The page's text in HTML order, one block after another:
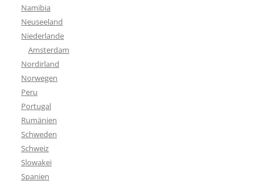
Namibia
Neuseeland
Niederlande
Amsterdam
Nordirland
Norwegen
Peru
Portugal
Rumänien
Schweden
Schweiz
Slowakei
Spanien